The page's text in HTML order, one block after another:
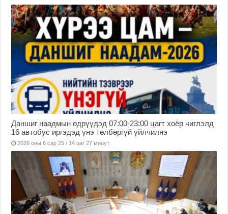
Даншиг наадмын өдрүүдэд 07:00-23:00 цагт хоёр чиглэлд
16 автобус иргэдэд үнэ төлбөргүй үйлчилнэ
2026 оны 6 сар 25 / 14 цаг 27 минут